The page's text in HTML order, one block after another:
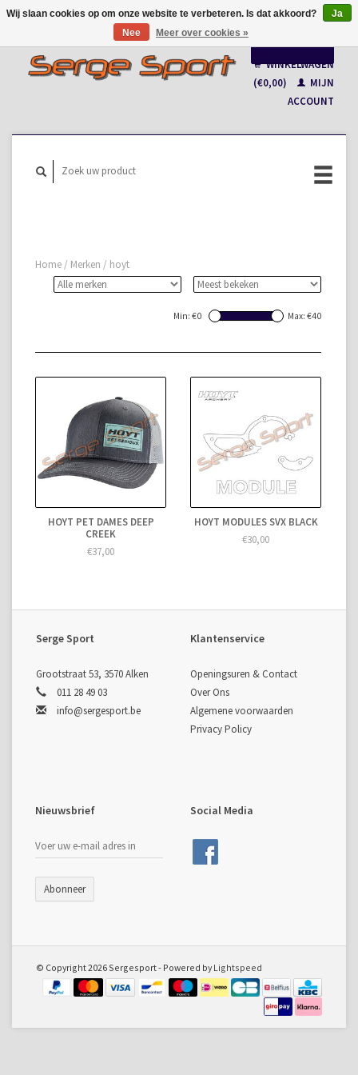
Français
WINKELWAGEN
(€0,00)
MIJN
ACCOUNT
Home / Merken / hoyt
Min: €0 Max: €40
HOYT PET DAMES DEEP
CREEK
€37,00
HOYT MODULES SVX BLACK
€30,00
Serge Sport
Grootstraat 53, 3570 Alken
011 28 49 03
info@sergesport.be
Klantenservice
Openingsuren & Contact
Over Ons
Algemene voorwaarden
Privacy Policy
Nieuwsbrief
Abonneer
Social Media
© Copyright 2026 Sergesport - Powered byLightspeed
Wij slaan cookies op om onze website te verbeteren. Is dat akkoord?
Ja
Nee
Meer over cookies »